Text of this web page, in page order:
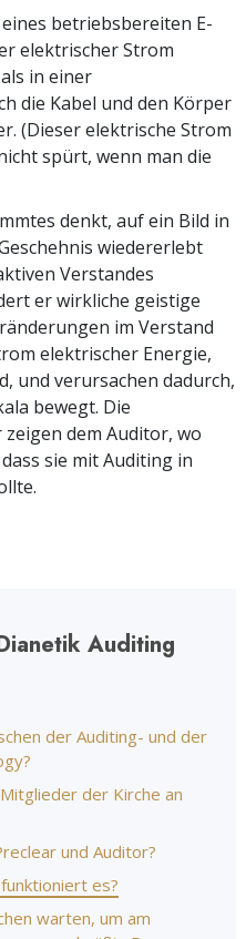
betriebsbereiten E-
elektrischer Strom
in einer
die Kabel und den Körper
(Dieser elektrische Strom
spürt, wenn man die
denkt, auf ein Bild in
wiedererlebt
Verstandes
er wirkliche geistige
im Verstand
elektrischer Energie,
und verursachen dadurch,
bewegt. Die
dem Auditor, wo
sie mit Auditing in
Auditing
der Auditing- und der
der Kirche an
und Auditor?
es?
warten, um am